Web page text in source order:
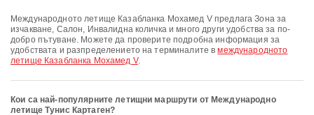
международното летище Казабланка Мохамед V предлага Зона за
изчакване, Салон, Инвалидна количка и много други удобства за по-
добро пътуване. Можете да проверите подробна информация за
удобствата и разпределението на терминалите вмеждународното
летище Казабланка Мохамед V.
Кои са най-популярните летищни маршрути от Международно
летище Тунис Картаген?